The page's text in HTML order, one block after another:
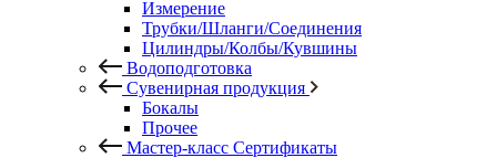
Измерение
Трубки/Шланги/Соединения
Цилиндры/Колбы/Кувшины
Водоподготовка
Сувенирная продукция
Бокалы
Прочее
Мастер-класс Сертификаты